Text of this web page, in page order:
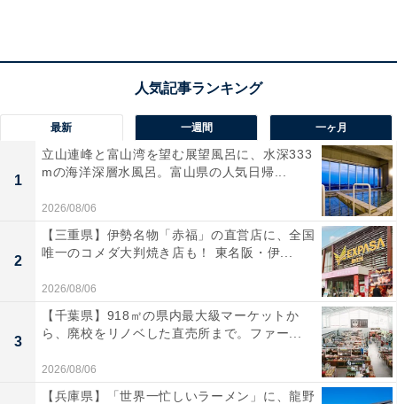
アクセス
交通手段：JRかみのやま温泉駅より定期バスで約10分／
山形上山ICより車で約15分
大人1名（参考価格）：2万6400円
※料金は公式Webサイト参考価格
※プラン・部屋により価格は変動します
チェックイン・チェックアウト
チェックイン：15:00
チェックアウト：10:00
最新 一週間 一ヶ月
1
立山連峰と富山湾を望む展望風呂に、水深333
mの海洋深層水風呂。富山県の人気日帰...
2026/08/06
2
【三重県】伊勢名物「赤福」の直営店に、全国
唯一のコメダ大判焼き店も！ 東名阪・伊...
2026/08/06
3
【千葉県】918㎡の県内最大級マーケットか
ら、廃校をリノベした直売所まで。ファー...
2026/08/06
【兵庫県】「世界一忙しいラーメン」に、龍野